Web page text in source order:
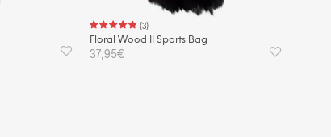
(3)
Floral Wood II Sports Bag
37,95€